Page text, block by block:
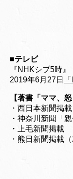
■テレビ
『NHKシブ5時』
2019年6月27日
【著書「ママ、
・西日本新聞掲
・神奈川新聞「
・上毛新聞掲載
・熊日新聞掲載